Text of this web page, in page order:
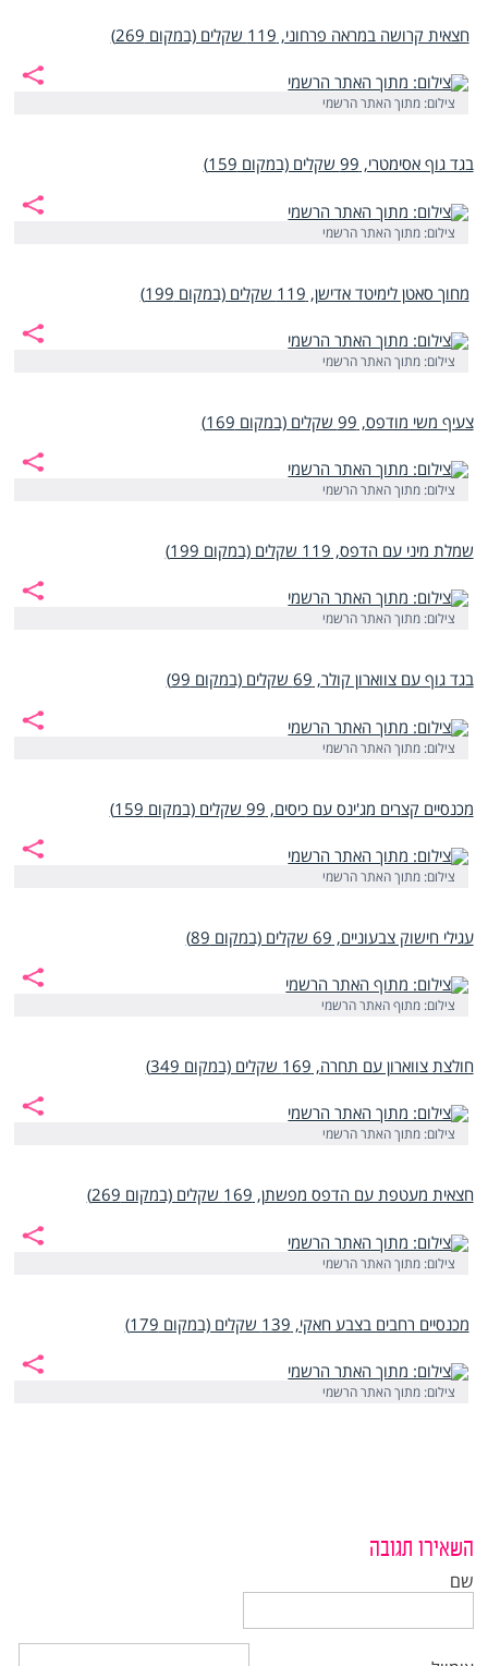
חצאית קרושה במראה פרחוני, 119 שקלים (במקום 269)
צילום: מתוך האתר הרשמי
בגד גוף אסימטרי, 99 שקלים (במקום 159)
צילום: מתוך האתר הרשמי
מחוך סאטן לימיטד אדישן, 119 שקלים (במקום 199)
צילום: מתוך האתר הרשמי
צעיף משי מודפס, 99 שקלים (במקום 169)
צילום: מתוך האתר הרשמי
שמלת מיני עם הדפס, 119 שקלים (במקום 199)
צילום: מתוך האתר הרשמי
בגד גוף עם צווארון קולר, 69 שקלים (במקום 99)
צילום: מתוך האתר הרשמי
מכנסיים קצרים מג'ינס עם כיסים, 99 שקלים (במקום 159)
צילום: מתוך האתר הרשמי
עגילי חישוק צבעוניים, 69 שקלים (במקום 89)
צילום: מתוף האתר הרשמי
חולצת צווארון עם תחרה, 169 שקלים (במקום 349)
צילום: מתוך האתר הרשמי
חצאית מעטפת עם הדפס מפשתן, 169 שקלים (במקום 269)
צילום: מתוך האתר הרשמי
מכנסיים רחבים בצבע חאקי, 139 שקלים (במקום 179)
צילום: מתוך האתר הרשמי
השאירו תגובה
שם